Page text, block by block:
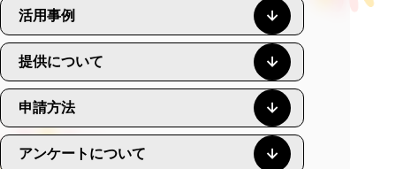
活用事例
提供について
申請方法
アンケートについて